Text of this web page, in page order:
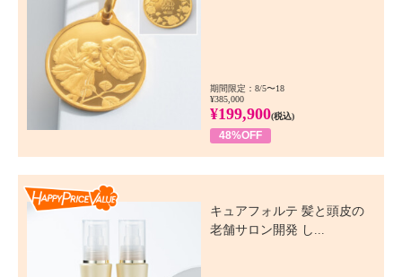
期間限定：8/5〜18
¥385,000
¥199,900(税込)
48%OFF
キュアフォルテ 髪と頭皮の
老舗サロン開発 し...